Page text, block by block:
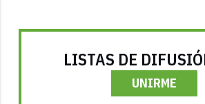
LISTAS DE
UNIRME